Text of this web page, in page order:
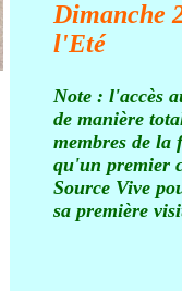
Dimanche
l'Eté
Note : l'accès
de manière
membres de la
qu'un premier
Source Vive
sa première